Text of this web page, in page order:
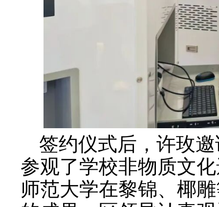
签约仪式后，许玫
参观了学校非物质文
师范大学在黎锦、椰